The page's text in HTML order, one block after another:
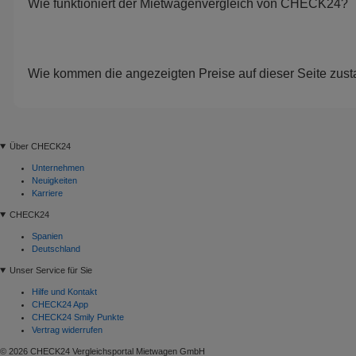
Wie funktioniert der Mietwagenvergleich von CHECK24?
Wie kommen die angezeigten Preise auf dieser Seite
Über CHECK24
Unternehmen
Neuigkeiten
Karriere
CHECK24
Spanien
Deutschland
Unser Service für Sie
Hilfe und Kontakt
CHECK24 App
CHECK24 Smily Punkte
Vertrag widerrufen
© 2026 CHECK24 Vergleichsportal Mietwagen GmbH